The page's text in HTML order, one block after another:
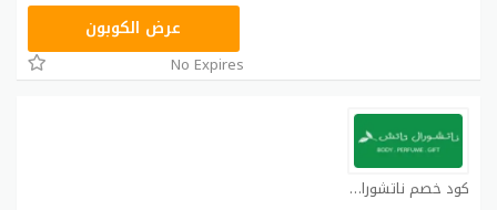
عرض الكوبون
No Expires
كود خصم ناتشورال كوبون